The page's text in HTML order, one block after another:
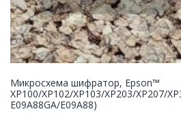
Микросхема шифратор, Epson™
XP100/XP102/XP103/XP203/XP207/
E09A88GA/E09A88)